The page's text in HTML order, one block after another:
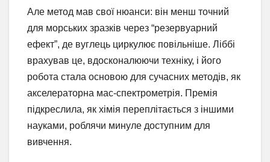
Але метод мав свої нюанси: він менш точний
для морських зразків через “резервуарний
ефект”, де вуглець циркулює повільніше. Ліббі
врахував це, вдосконалюючи техніку, і його
робота стала основою для сучасних методів, як
акселераторна мас-спектрометрія. Премія
підкреслила, як хімія переплітається з іншими
науками, роблячи минуле доступним для
вивчення.